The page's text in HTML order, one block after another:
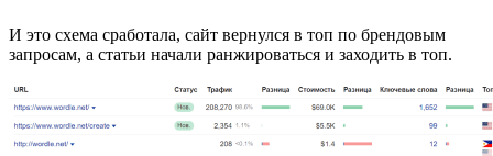
И это схема сработала, сайт вернулся в топ по брендовым
запросам, а статьи начали ранжироваться и заходить в топ.